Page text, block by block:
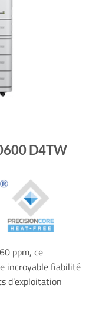
D4TW
ppm, ce
incroyable fiabilité
d’exploitation